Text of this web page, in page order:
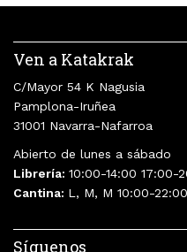
Ven a Katakrak
C/Mayor 54 K Nagusia
Pamplona-Iruñea
31001 Navarra-Nafarroa
Abierto de lunes a sábado
Librería: 10:00-14:00 17:00-
Cantina: L, M, M 10:00-
Síguenos